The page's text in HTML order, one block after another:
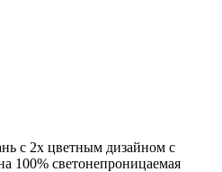
с 2х цветным дизайном с
100% светонепроницаемая